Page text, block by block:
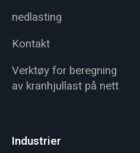
nedlasting
Kontakt
Verktøy for beregning
av kranhjullast på nett
Industrier